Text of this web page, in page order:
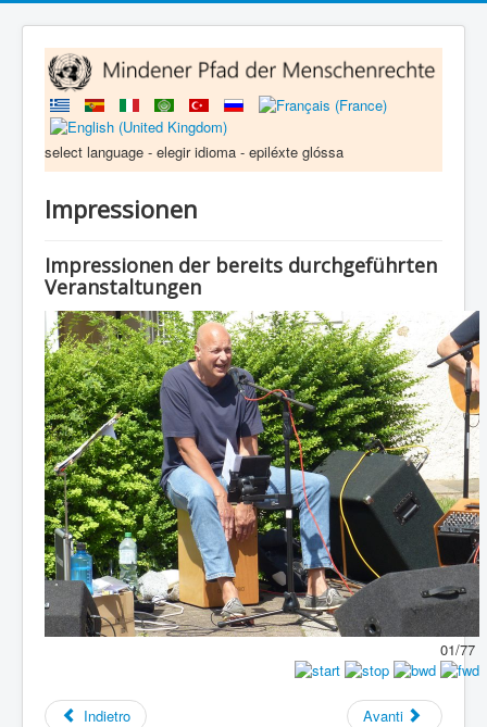
select language - elegir idioma - epiléxte glóssa
Impressionen
Impressionen der bereits durchgeführten
Veranstaltungen
01/77
Indietro Avanti